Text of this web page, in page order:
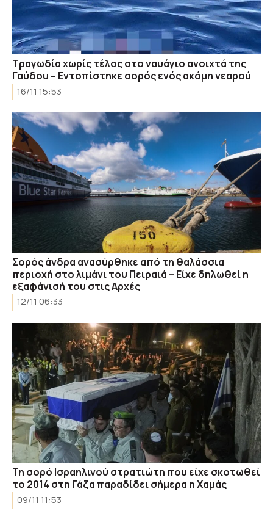
Τραγωδία χωρίς τέλος στο ναυάγιο ανοιχτά της
Γαύδου – Εντοπίστηκε σορός ενός ακόμη νεαρού
16/11 15:53
Σορός άνδρα ανασύρθηκε από τη θαλάσσια
περιοχή στο λιμάνι του Πειραιά – Eίχε δηλωθεί η
εξαφάνισή του στις Αρχές
12/11 06:33
Τη σορό Ισραηλινού στρατιώτη που είχε σκοτωθεί
το 2014 στη Γάζα παραδίδει σήμερα η Χαμάς
09/11 11:53